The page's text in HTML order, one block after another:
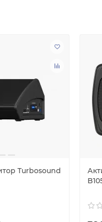
Turbosound